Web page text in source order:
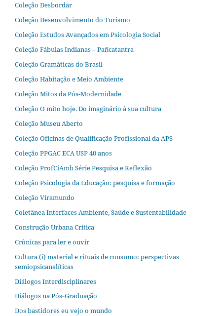
Coleção Desbordar
Coleção Desenvolvimento do Turismo
Coleção Estudos Avançados em Psicologia Social
Coleção Fábulas Indianas – Pañcatantra
Coleção Gramáticas do Brasil
Coleção Habitação e Meio Ambiente
Coleção Mitos da Pós-Modernidade
Coleção O mito hoje. Do imaginário à sua cultura
Coleção Museu Aberto
Coleção Oficinas de Qualificação Profissional da APS
Coleção PPGAC ECA USP 40 anos
Coleção ProfCiAmb Série Pesquisa e Reflexão
Coleção Psicologia da Educação: pesquisa e formação
Coleção Viramundo
Coletânea Interfaces Ambiente, Saúde e Sustentabilidade
Construção Urbana Crítica
Crônicas para ler e ouvir
Cultura (i) material e rituais de consumo: perspectivas
semiopsicanalíticas
Diálogos Interdisciplinares
Diálogos na Pós‐Graduação
Dos bastidores eu vejo o mundo